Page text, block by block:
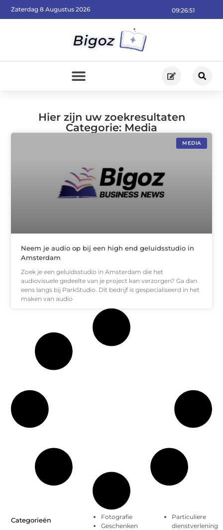
09:26:51
Zaterdag 8 Augustus 2026
Hier zijn uw zoekresultaten
Categorie: Media
MEDIA
Neem je audio op bij een high end geluidsstudio in
Amsterdam
Zoek je een geluidsstudio in Amsterdam die het
audiovisuele gedeelte van je project kan verzorgen? Ga dan
eens langs bij ParkStudio. Dit bedrijf is gespecialiseerd in het
maken van audio
Categorieën
Fotografie
Geschenken
Particuliere
dienstverlening